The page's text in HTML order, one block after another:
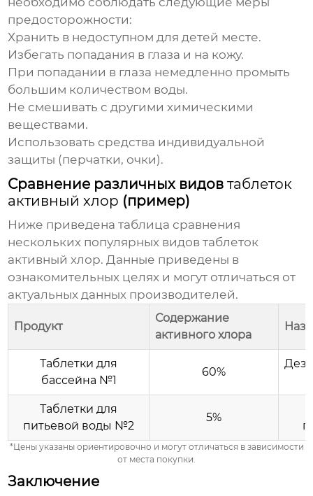
предосторожности:
Хранить в недоступном для детей месте.
Избегать попадания в глаза и на кожу.
При попадании в глаза немедленно промыть
большим количеством воды.
Не смешивать с другими химическими
веществами.
Использовать средства индивидуальной
защиты (перчатки, очки).
Сравнение различных видовтаблеток
активный хлор (пример)
Ниже приведена таблица сравнения
нескольких популярных видовтаблеток
активный хлор. Данные приведены в
ознакомительных целях и могут отличаться от
актуальных данных производителей.
Продукт
Содержание
активного хлора
Таблетки для
бассейна №1
60%
Таблетки для
питьевой воды №2
5%
*Цены указаны ориентировочно и могут отличаться в зависимости
от места покупки.
Заключение